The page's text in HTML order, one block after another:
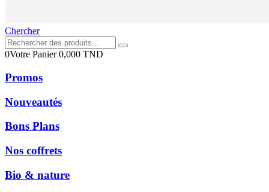
Chercher
0Votre Panier0,000 TND
Promos
Nouveautés
Bons Plans
Nos coffrets
Bio & nature